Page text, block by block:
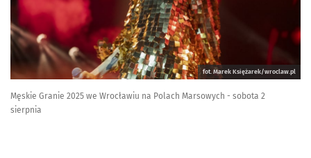
fot. Marek Księżarek/wroclaw.pl
Męskie Granie 2025 we Wrocławiu na Polach Marsowych - sobota 2
sierpnia